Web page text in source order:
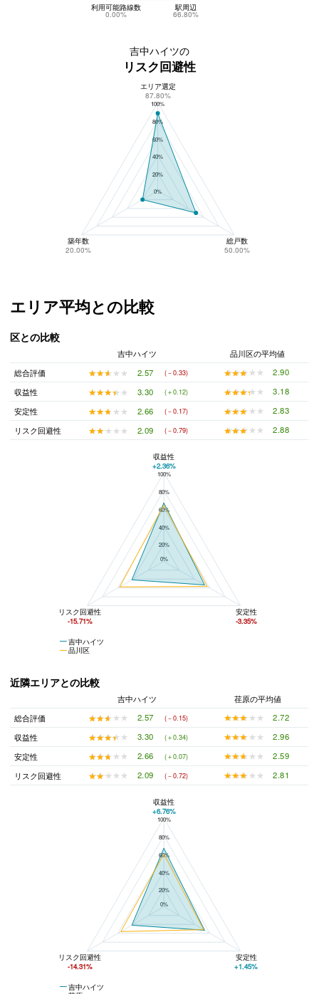
利用可能路線数
0.00%
駅周辺
66.80%
吉中ハイツの
リスク回避性
吉中ハイツのリスク回避性
100%
80%
60%
40%
20%
0%
エリア選定
87.80%
築年数
20.00%
総戸数
50.00%
エリア平均との比較
区との比較
吉中ハイツ
品川区の平均値
総合評価
★★★★★
★★★★★ 2.57 (－0.33) ★★★★★
★★★★★
2.90
収益性
★★★★★
★★★★★ 3.30 (＋0.12) ★★★★★
★★★★★
3.18
安定性
★★★★★
★★★★★ 2.66 (－0.17) ★★★★★
★★★★★
2.83
リスク回避性
★★★★★
★★★★★ 2.09 (－0.79) ★★★★★
★★★★★ 2.88
吉中ハイツと品川区の平均値の総合評価の比較
100%
80%
60%
40%
20%
0%
吉中ハイツ
品川区
収益性
+2.36%
リスク回避性
-15.71%
安定性
-3.35%
近隣エリアとの比較
吉中ハイツ
荏原の平均値
総合評価
★★★★★
★★★★★ 2.57 (－0.15) ★★★★★
★★★★★
2.72
収益性
★★★★★
★★★★★ 3.30 (＋0.34) ★★★★★
★★★★★
2.96
安定性
★★★★★
★★★★★ 2.66 (＋0.07) ★★★★★
★★★★★
2.59
リスク回避性
★★★★★
★★★★★ 2.09 (－0.72) ★★★★★
★★★★★ 2.81
吉中ハイツと荏原の平均値の総合評価の比較
100%
80%
60%
40%
20%
0%
吉中ハイツ
収益性
+6.76%
リスク回避性
-14.31%
安定性
+1.45%